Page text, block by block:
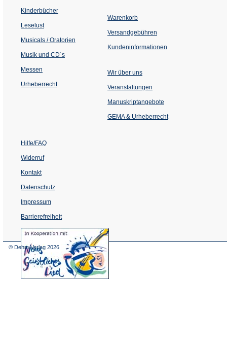
Kinderbücher
Leselust
Musicals / Oratorien
Musik und CD´s
Messen
Urheberrecht
Warenkorb
Versandgebühren
Kundeninformationen
Wir über uns
Veranstaltungen
einem
Tab)
Manuskriptangebote
GEMA & Urheberrecht
Hilfe/FAQ
Widerruf
Kontakt
Datenschutz
Impressum
Barrierefreiheit
(Öffnet
in
© Dehm Verlag 2026